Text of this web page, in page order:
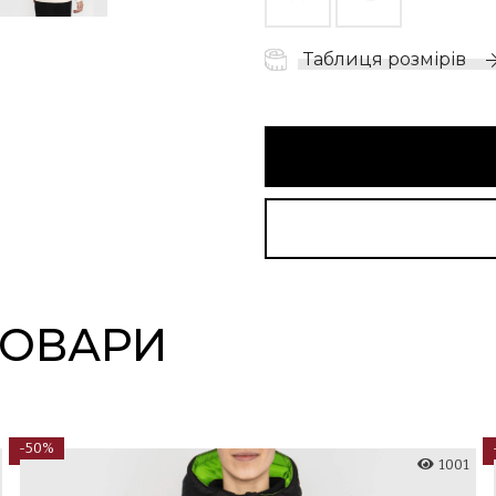
Таблиця розмірів
-50%
1001